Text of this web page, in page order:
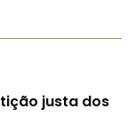
justa dos